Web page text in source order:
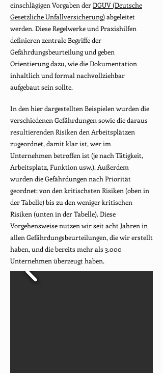
einschlägigen Vorgaben derDGUV (Deutsche
Gesetzliche Unfallversicherung)abgeleitet
werden. Diese Regelwerke und Praxishilfen
definieren zentrale Begriffe der
Gefährdungsbeurteilung und geben
Orientierung dazu, wie die Dokumentation
inhaltlich und formal nachvollziehbar
aufgebaut sein sollte.
In den hier dargestellten Beispielen wurden die
verschiedenen Gefährdungen sowie die daraus
resultierenden Risiken den Arbeitsplätzen
zugeordnet, damit klar ist, wer im
Unternehmen betroffen ist (je nach Tätigkeit,
Arbeitsplatz, Funktion usw.). Außerdem
wurden die Gefährdungen nach Priorität
geordnet: von den kritischsten Risiken (oben in
der Tabelle) bis zu den weniger kritischen
Risiken (unten in der Tabelle). Diese
Vorgehensweise nutzen wir seit acht Jahren in
allen Gefährdungsbeurteilungen, die wir erstellt
haben, und die bereits mehr als 3.000
Unternehmen überzeugt haben.